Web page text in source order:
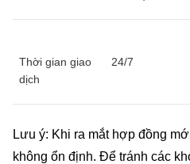
Thời gian giao
dịch
24/7
Lưu ý: Khi ra mắt hợp đồng
không ổn định. Để tránh các